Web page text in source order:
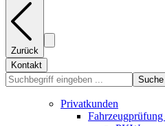
Zurück
Kontakt
Suche
Privatkunden